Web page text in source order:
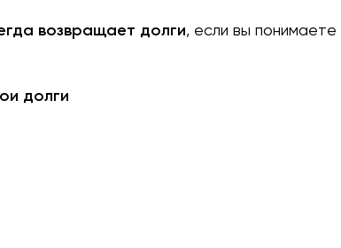
возвращает долги, если вы понимаете
долги